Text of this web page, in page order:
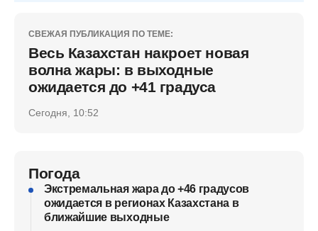
СВЕЖАЯ ПУБЛИКАЦИЯ ПО ТЕМЕ:
Весь Казахстан накроет новая
волна жары: в выходные
ожидается до +41 градуса
Сегодня, 10:52
Погода
Экстремальная жара до +46 градусов
ожидается в регионах Казахстана в
ближайшие выходные